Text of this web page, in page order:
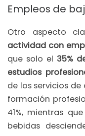
Empleos de
Otro aspecto
actividad con
que solo el 35%
estudios
de los servicios
formación
41%, mientras
bebidas